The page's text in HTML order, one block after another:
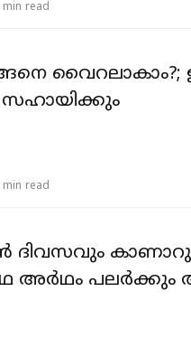
min read
വൈറലാകാം?;
min read
അര്‍ഥം പലര്‍ക്കും